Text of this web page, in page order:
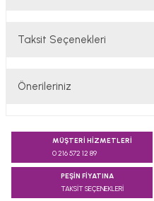
Taksit Seçenekleri
Önerileriniz
konularda yetersiz
kullanarak tarafımıza
Ürün resmi kalitesiz, bozuk
MÜŞTERİ HİZMETLERİ
0 216 572 12 89
PEŞİN FİYATINA
TAKSİT SEÇENEKLERİ